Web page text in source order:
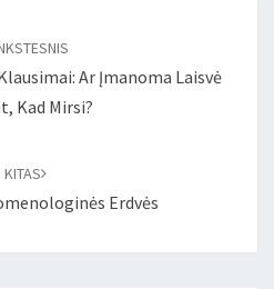
Ar Įmanoma Laisvė
Kad Mirsi?
KITAS
Erdvės